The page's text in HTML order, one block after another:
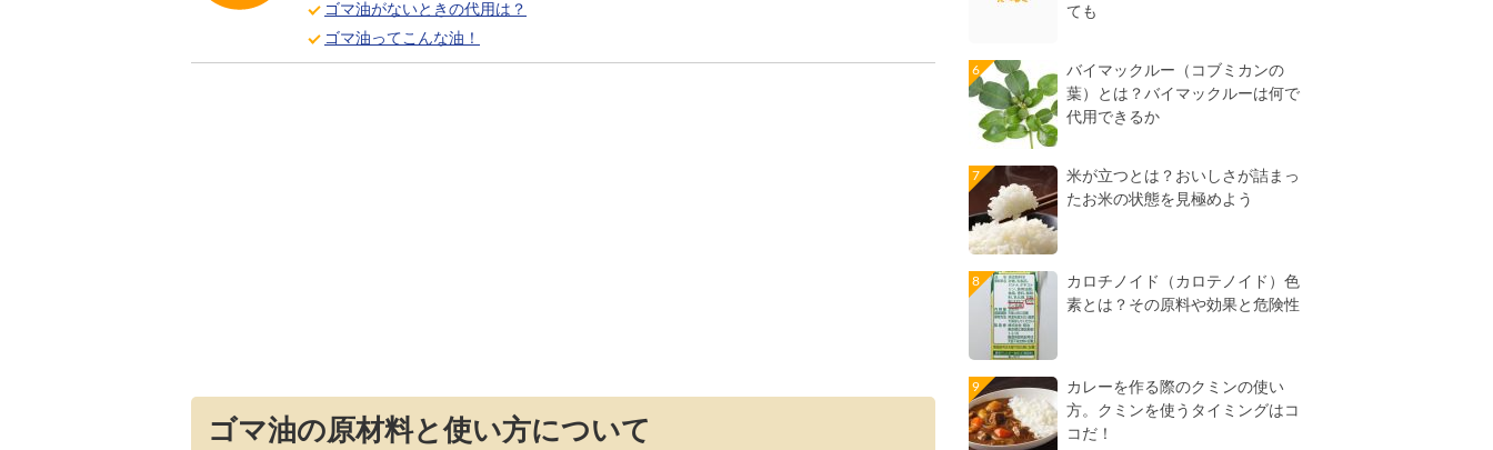
ゴマ油がないときの代用は？
ゴマ油ってこんな油！
ゴマ油の原材料と使い方について
ても
バイマックルー（コブミカンの
葉）とは？バイマックルーは何で
代用できるか
米が立つとは？おいしさが詰まっ
たお米の状態を見極めよう
カロチノイド（カロテノイド）色
素とは？その原料や効果と危険性
カレーを作る際のクミンの使い
方。クミンを使うタイミングはコ
コだ！